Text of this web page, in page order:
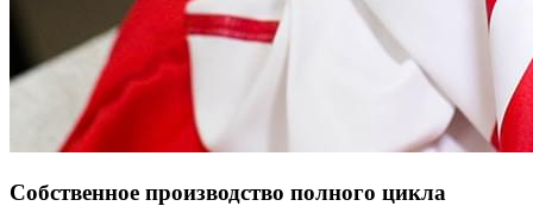
Собственное производство полного цикла